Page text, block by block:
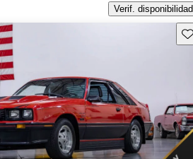
Verif. disponibilidad